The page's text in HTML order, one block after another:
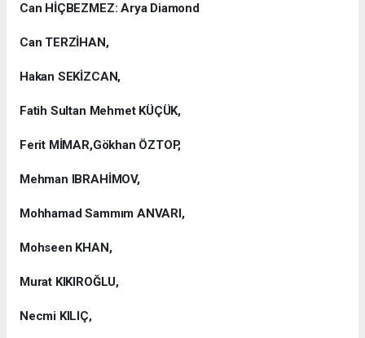
Can HİÇBEZMEZ: Arya Diamond
Can TERZİHAN,
Hakan SEKİZCAN,
Fatih Sultan Mehmet KÜÇÜK,
Ferit MİMAR,Gökhan ÖZTOP,
Mehman IBRAHİMOV,
Mohhamad Sammım ANVARI,
Mohseen KHAN,
Murat KIKIROĞLU,
Necmi KILIÇ,